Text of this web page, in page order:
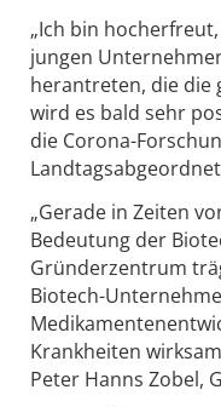
„Ich bin
jungen
herantreten, die die
wird es bald sehr
die Corona-
„Gerade in Zeiten
Bedeutung der
Gründerzentrum
Biotech-
Krankheiten
Peter Hanns Zobel,